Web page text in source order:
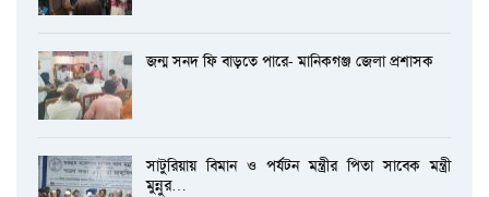
জন্ম সনদ ফি বাড়তে পারে- মানিকগঞ্জ জেলা প্রশাসক
সাটুরিয়ায় বিমান ও পর্যটন মন্ত্রীর পিতা সাবেক মন্ত্রী
মুন্নুর…